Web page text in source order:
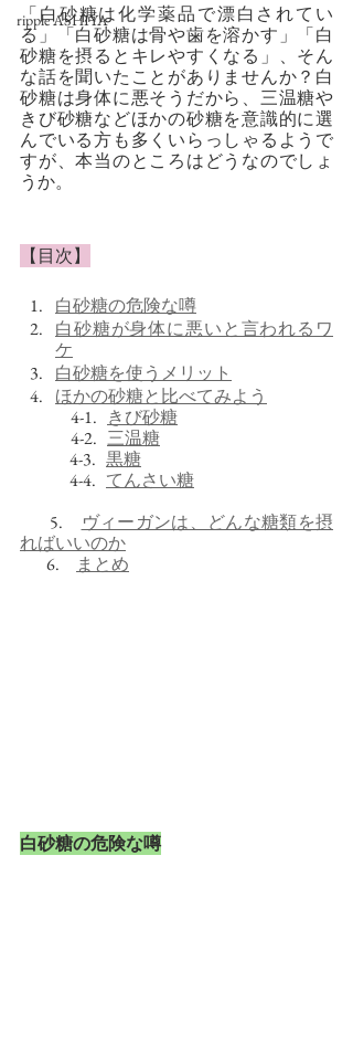
ripple ASHIYA
「白砂糖は化学薬品で漂白されてい
る」「白砂糖は骨や歯を溶かす」「白
砂糖を摂るとキレやすくなる」、そん
な話を聞いたことがありませんか？白
砂糖は身体に悪そうだから、三温糖や
きび砂糖などほかの砂糖を意識的に選
んでいる方も多くいらっしゃるようで
すが、本当のところはどうなのでしょ
うか。
【目次】
白砂糖の危険な噂
白砂糖が身体に悪いと言われるワ
ケ
白砂糖を使うメリット
ほかの砂糖と比べてみよう
       　   4-1.
きび砂糖
4-2. 三温糖
               4-3.
黒糖
               4-4.
てんさい糖
        5.
ヴィーガンは、どんな糖類を摂
ればいいのか
        6.
まとめ
白砂糖の危険な噂